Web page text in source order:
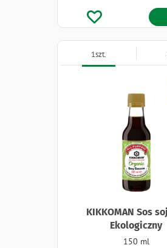
KIKKOMAN Sos
Ekologiczny
150 ml
1szt.